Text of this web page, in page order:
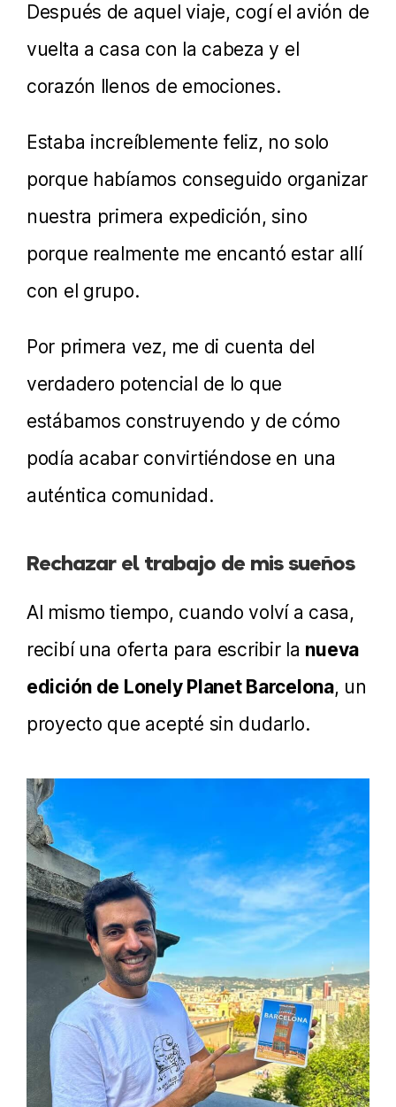
Después de aquel viaje, cogí el avión de
vuelta a casa con la cabeza y el
corazón llenos de emociones.
Estaba increíblemente feliz, no solo
porque habíamos conseguido organizar
nuestra primera expedición, sino
porque realmente me encantó estar allí
con el grupo.
Por primera vez, me di cuenta del
verdadero potencial de lo que
estábamos construyendo y de cómo
podía acabar convirtiéndose en una
auténtica comunidad.
Rechazar el trabajo de mis sueños
Al mismo tiempo, cuando volví a casa,
recibí una oferta para escribir la nueva
edición de Lonely Planet Barcelona, un
proyecto que acepté sin dudarlo.